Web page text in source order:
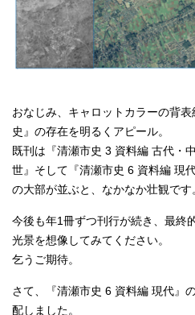
おなじみ、キャロットカラーの背
史』の存在を明るくアピール。
既刊は『清瀬市史 3 資料編 古代・
世』そして『清瀬市史 6 資料編 現
の大部が並ぶと、なかなか壮観です
今後も年1冊ずつ刊行が続き、最終
光景を想像してみてください。
乞うご期待。
さて、『清瀬市史 6 資料編 現代』
配しました。